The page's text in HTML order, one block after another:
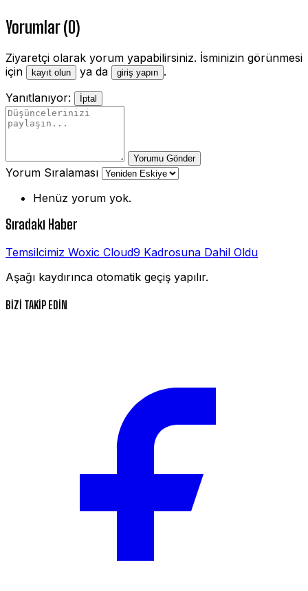
Yorumlar (0)
Ziyaretçi olarak yorum yapabilirsiniz. İsminizin görünmesi
için
kayıt olun ya da giriş yapın .
Yanıtlanıyor:
İptal
Yorumu Gönder
Yorum Sıralaması
Henüz yorum yok.
Sıradaki Haber
Temsilcimiz Woxic Cloud9 Kadrosuna Dahil Oldu
Aşağı kaydırınca otomatik geçiş yapılır.
BİZİ TAKİP EDİN